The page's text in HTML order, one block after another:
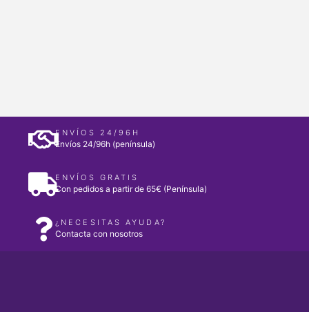
ENVÍOS 24/96H
Envíos 24/96h (península)
ENVÍOS GRATIS
Con pedidos a partir de 65€ (Península)
¿NECESITAS AYUDA?
Contacta con nosotros